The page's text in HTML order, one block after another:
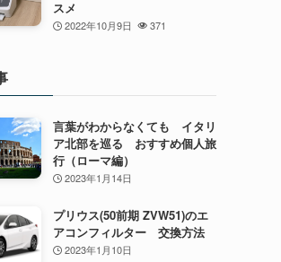
スメ
2022年10月9日 371
言葉がわからなくても イタリ
ア北部を巡る おすすめ個人旅
行（ローマ編）
2023年1月14日
プリウス(50前期 ZVW51)のエ
アコンフィルター 交換方法
2023年1月10日